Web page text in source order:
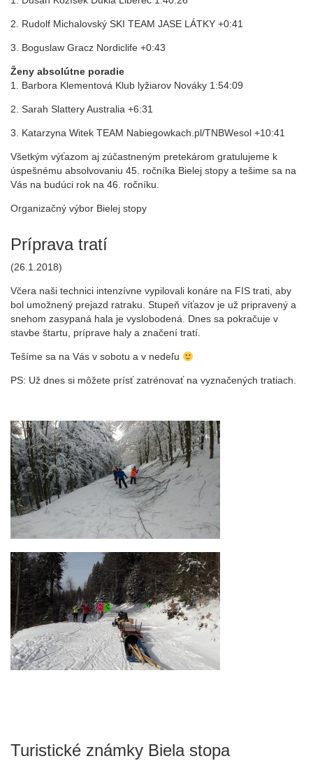
2. Rudolf Michalovský SKI TEAM JASE LÁTKY +0:41
3. Boguslaw Gracz Nordiclife +0:43
Ženy absolútne poradie
1. Barbora Klementová Klub lyžiarov Nováky 1:54:09
2. Sarah Slattery Australia +6:31
3. Katarzyna Witek TEAM Nabiegowkach.pl/TNBWesol +10:41
Všetkým výťazom aj zúčastneným pretekárom gratulujeme k
úspešnému absolvovaniu 45. ročníka Bielej stopy a tešime sa na
Vás na budúci rok na 46. ročníku.
Organizačný výbor Bielej stopy
Príprava tratí
(26.1.2018)
Včera naši technici intenzívne vypilovali konáre na FIS trati, aby
bol umožnený prejazd ratraku. Stupeň víťazov je už pripravený a
snehom zasypaná hala je vyslobodená. Dnes sa pokračuje v
stavbe štartu, príprave haly a značení tratí.
Tešíme sa na Vás v sobotu a v nedeľu
PS: Už dnes si môžete prísť zatrénovať na vyznačených tratiach.
Turistické známky Biela stopa